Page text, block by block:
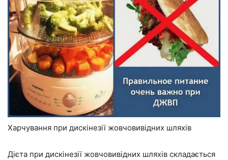
Харчування при дискінезії жовчовивідних шляхів
Дієта при дискінезії жовчовивідних шляхів складається